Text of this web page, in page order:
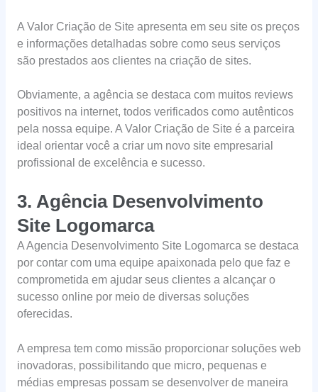
A Valor Criação de Site apresenta em seu site os preços
e informações detalhadas sobre como seus serviços
são prestados aos clientes na criação de sites.
Obviamente, a agência se destaca com muitos reviews
positivos na internet, todos verificados como autênticos
pela nossa equipe. A Valor Criação de Site é a parceira
ideal orientar você a criar um novo site empresarial
profissional de excelência e sucesso.
3. Agência Desenvolvimento
Site Logomarca
A Agencia Desenvolvimento Site Logomarca se destaca
por contar com uma equipe apaixonada pelo que faz e
comprometida em ajudar seus clientes a alcançar o
sucesso online por meio de diversas soluções
oferecidas.
A empresa tem como missão proporcionar soluções web
inovadoras, possibilitando que micro, pequenas e
médias empresas possam se desenvolver de maneira